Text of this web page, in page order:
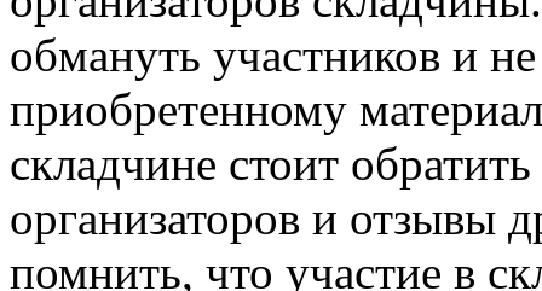
обмануть участников и
приобретенному
складчине стоит
организаторов и отзывы
помнить, что участие в